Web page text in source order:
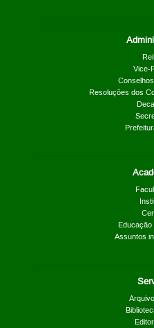
Vice-
Resoluções dos
Educação
Assuntos